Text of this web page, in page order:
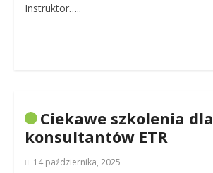
Instruktor…..
Ciekawe szkolenia dla
konsultantów ETR
14 października, 2025